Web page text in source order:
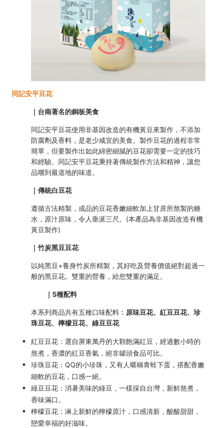
同記安平豆花
｜台南著名的銅板美食
同記安平豆花使用非基因改造的有機黃豆來製作，不添加
防腐劑及香料，是老少咸宜的美食。製作豆花的過程非常
簡單，但要製作出如此綿密細膩的豆花卻需要一定的技巧
和經驗。同記安平豆花秉持著傳統製作方法和精神，讓您
品嚐到最道地的味道。
｜傳統白豆花
遵循古法精製，成品的豆花香嫩細軟加上甘蔗所熬製的糖
水，原汁原味，令人垂涎三尺。(本產品為非基因改造有機
黃豆製作)
｜竹炭黑豆豆花
以純黑豆+養身竹炭所精製，其好吃及營養價值絕對超過一
般的黑豆花。雙重的營養，給您雙重的滿足。
｜5種配料
本系列商品共有五種口味配料︰ 原味豆花、紅豆豆花、珍
珠豆花、檸檬豆花、綠豆豆花
紅豆豆花：選自屏東萬丹的大顆飽滿紅豆，經過數小時的
熬煮，香濃的紅豆香氣，絕非罐頭食品可比。
珍珠豆花：QQ的小珍珠，又有人暱稱青蛙下蛋，搭配香嫩
細軟的豆花，口感一絕。
綠豆豆花：消暑美味的綠豆，一樣採自台灣，新鮮熬煮，
香味滿口。
檸檬豆花：淋上新鮮的檸檬原汁，口感清新，酸酸甜甜，
戀愛幸福的好滋味。